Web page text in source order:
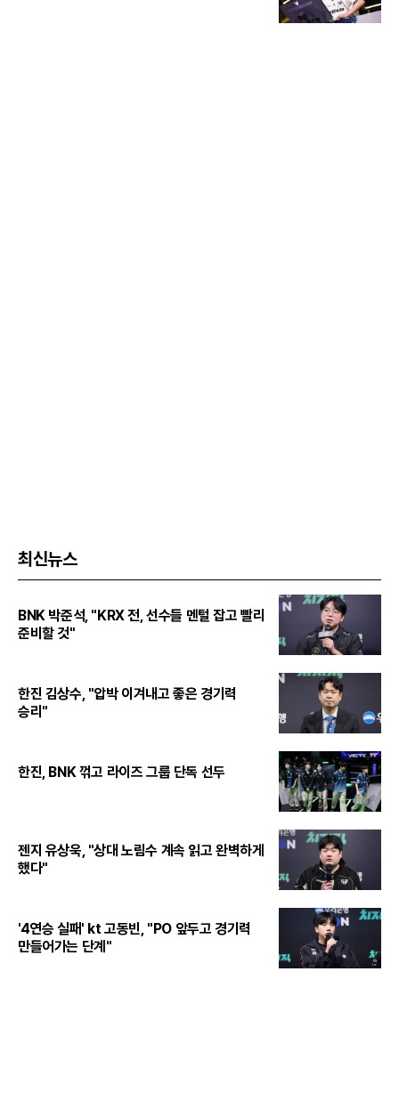
최신뉴스
BNK 박준석, "KRX 전, 선수들 멘털 잡고 빨리
준비할 것"
한진 김상수, "압박 이겨내고 좋은 경기력
승리"
한진, BNK 꺾고 라이즈 그룹 단독 선두
젠지 유상욱, "상대 노림수 계속 읽고 완벽하게
했다"
'4연승 실패' kt 고동빈, "PO 앞두고 경기력
만들어가는 단계"